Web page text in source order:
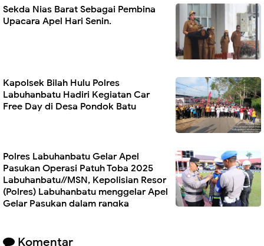
Sekda Nias Barat Sebagai Pembina
Upacara Apel Hari Senin.
Kapolsek Bilah Hulu Polres
Labuhanbatu Hadiri Kegiatan Car
Free Day di Desa Pondok Batu
Polres Labuhanbatu Gelar Apel
Pasukan Operasi Patuh Toba 2025
Labuhanbatu//MSN, Kepolisian Resor
(Polres) Labuhanbatu menggelar Apel
Gelar Pasukan dalam rangka
Labuhanbatu, Jalan MH. Thamrin, Kelurahan Rantauprapat,
Komentar